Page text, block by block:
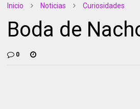
Inicio Noticias Curiosidades
Boda de
0